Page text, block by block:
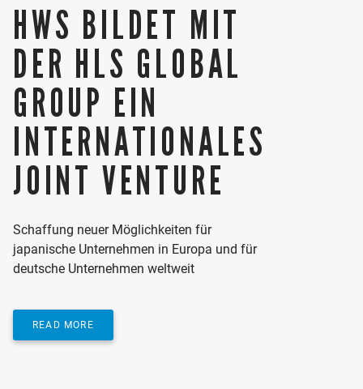
HWS BILDET MIT
DER HLS GLOBAL
GROUP EIN
INTERNATIONALES
JOINT VENTURE
Schaffung neuer Möglichkeiten für
japanische Unternehmen in Europa und für
deutsche Unternehmen weltweit
READ MORE